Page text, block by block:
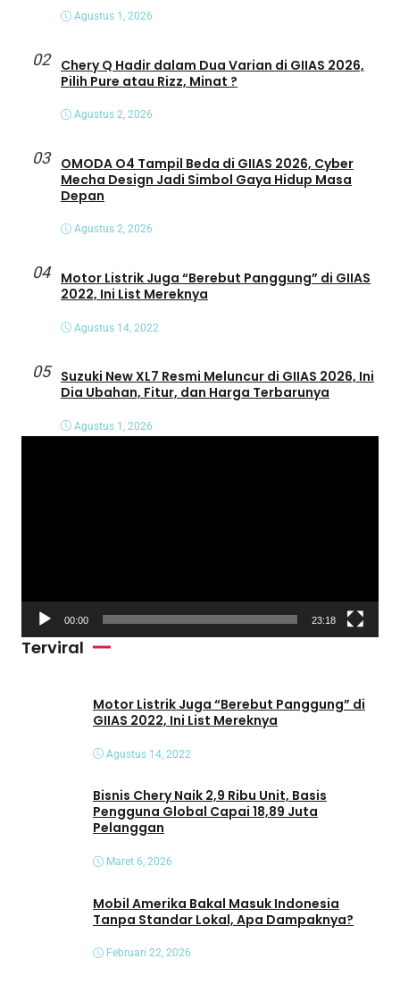
Agustus 1, 2026
02
Chery Q Hadir dalam Dua Varian di GIIAS 2026,
Pilih Pure atau Rizz, Minat ?
Agustus 2, 2026
03
OMODA O4 Tampil Beda di GIIAS 2026, Cyber
Mecha Design Jadi Simbol Gaya Hidup Masa
Depan
Agustus 2, 2026
04
Motor Listrik Juga “Berebut Panggung” di GIIAS
2022, Ini List Mereknya
Agustus 14, 2022
05
Suzuki New XL7 Resmi Meluncur di GIIAS 2026, Ini
Dia Ubahan, Fitur, dan Harga Terbarunya
Agustus 1, 2026
d
00:00 23:18
Terviral
Motor Listrik Juga “Berebut Panggung” di
GIIAS 2022, Ini List Mereknya
Agustus 14, 2022
Bisnis Chery Naik 2,9 Ribu Unit, Basis
Pengguna Global Capai 18,89 Juta
Pelanggan
Maret 6, 2026
Mobil Amerika Bakal Masuk Indonesia
Tanpa Standar Lokal, Apa Dampaknya?
Februari 22, 2026